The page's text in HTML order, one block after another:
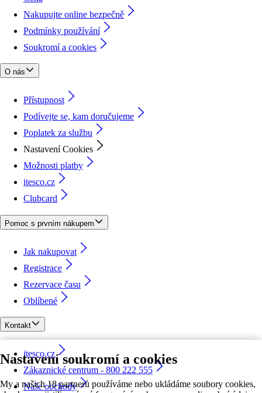
Nastavení soukromí a cookies
My a našich 18 partnerů používáme nebo ukládáme soubory cookies,
Nakupujte online bezpečně
Podmínky používání
Soukromí a cookies
O nás
Přístupnost
Podívejte se, kam doručujeme
Poplatek za službu
Nastavení Cookies
Možnosti platby
itesco.cz
Clubcard
Pomoc s prvním nákupem
Jak nakupovat
Registrace
Rezervace času
Oblíbené
Kontakt
itesco.cz
Zákaznické centrum - 800 222 555
Naše obchody